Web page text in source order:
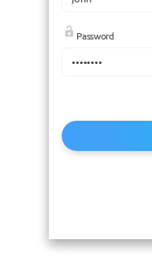
Password